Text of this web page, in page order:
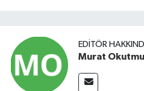
EDITÖR
Murat